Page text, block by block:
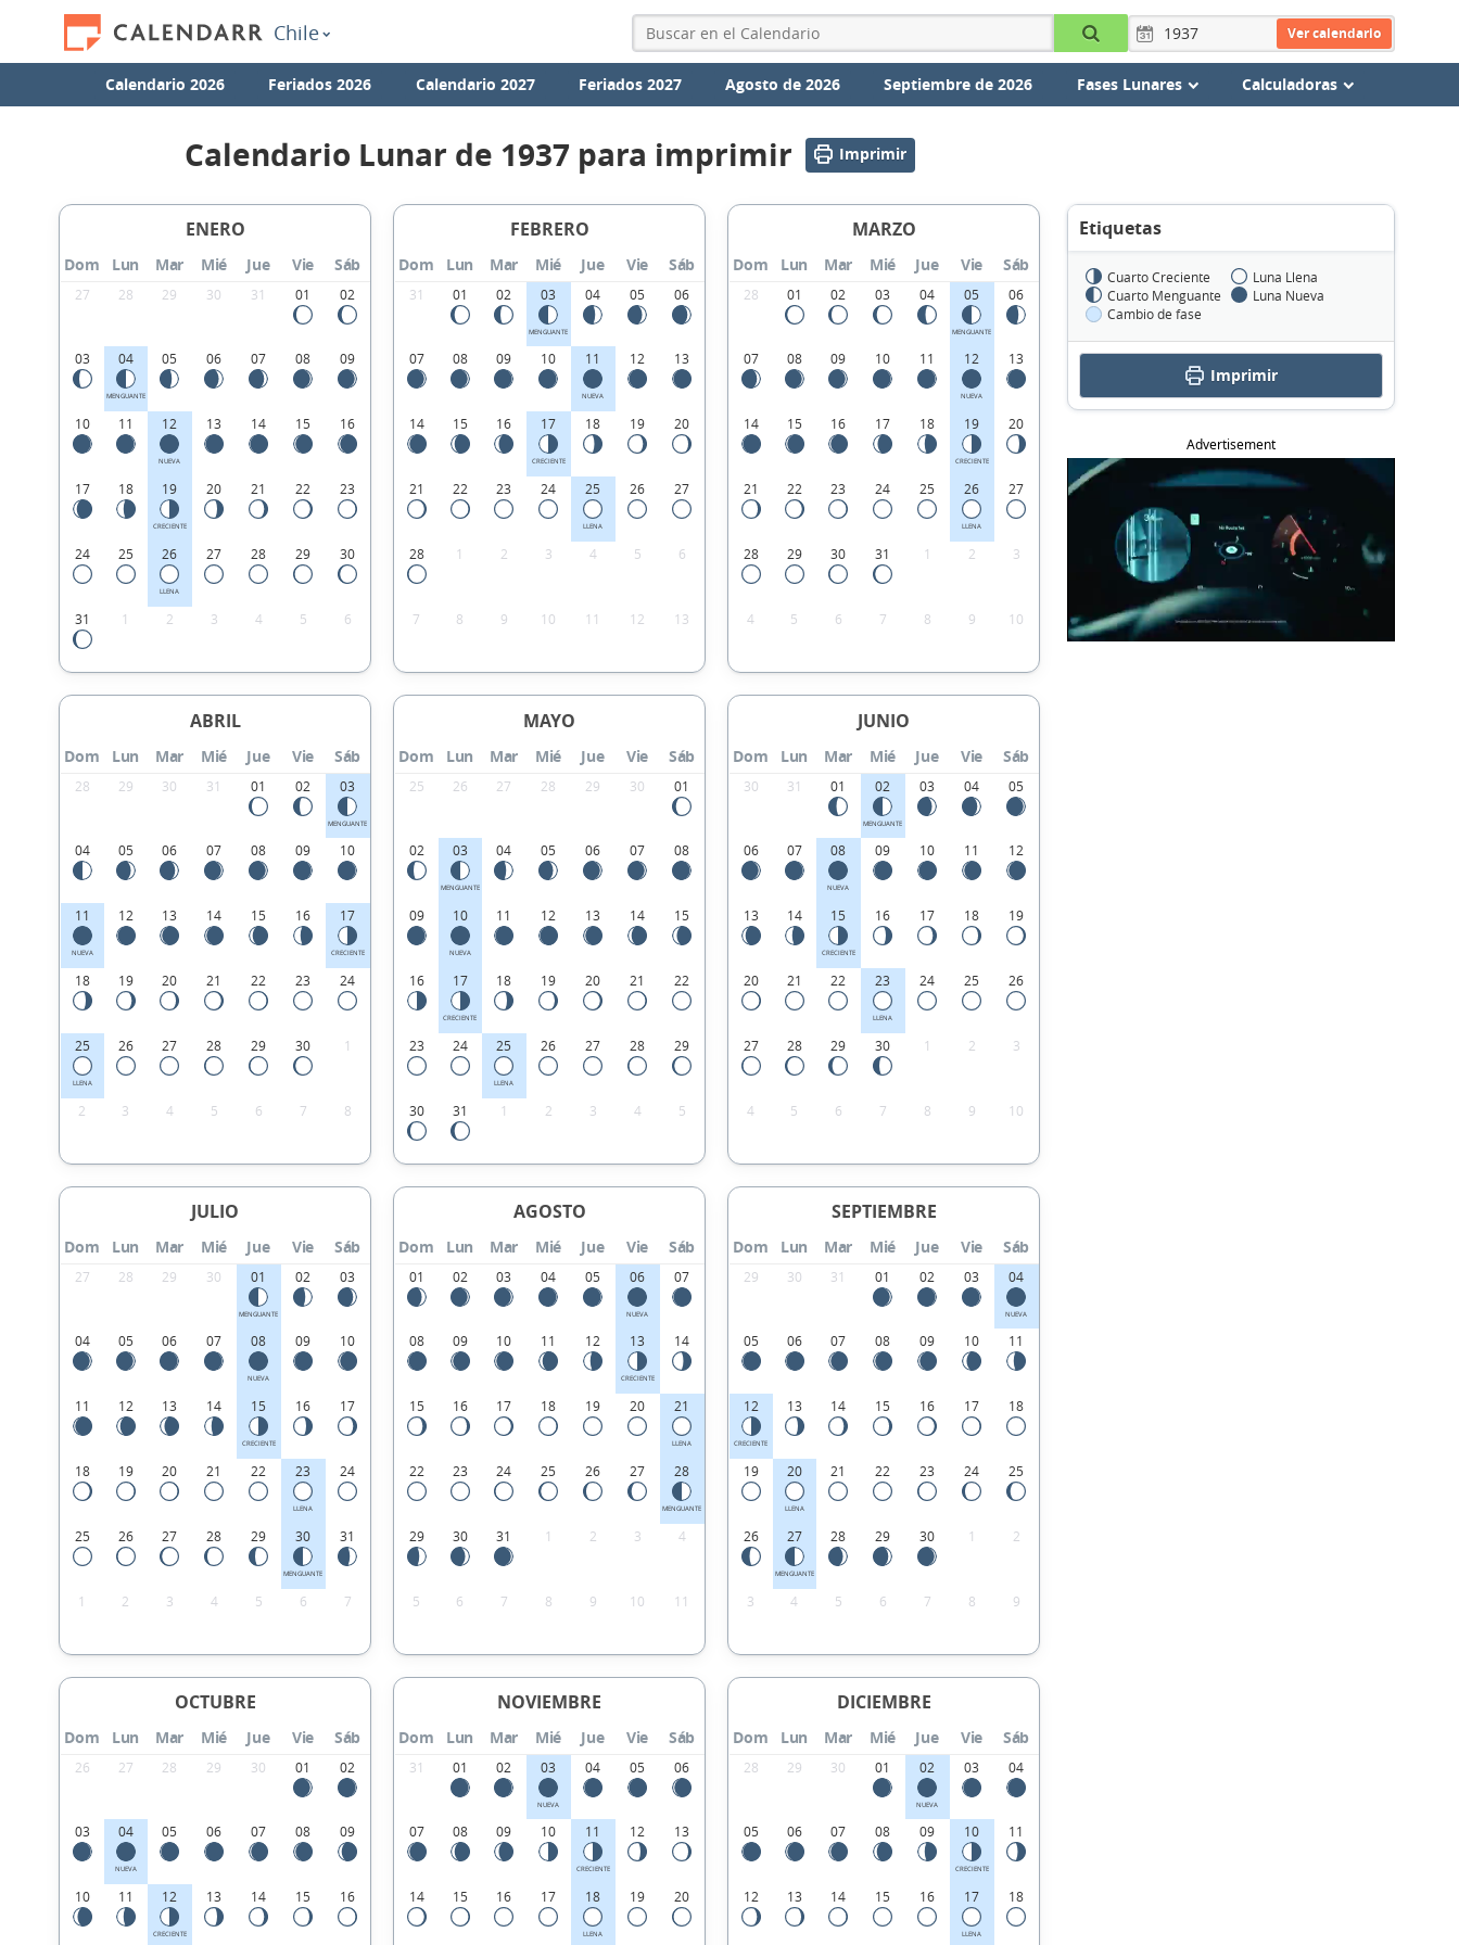
Chile Ver calendario
Calendario 2026 Feriados 2026 Calendario 2027 Feriados 2027 Agosto de 2026 Septiembre de 2026 Fases Lunares Calculadoras
Calendario Lunar de 1937 para imprimir Imprimir
ENERO
Dom Lun Mar Mié Jue Vie Sáb
27 28 29 30 31 01 02
03 04
MENGUANTE
05 06 07 08 09
10 11 12
NUEVA
13 14 15 16
17 18 19
CRECIENTE
20 21 22 23
24 25 26
LLENA
27 28 29 30
31 1 2 3 4 5 6
FEBRERO
Dom Lun Mar Mié Jue Vie Sáb
31 01 02 03
MENGUANTE
04 05 06
07 08 09 10 11
NUEVA
12 13
14 15 16 17
CRECIENTE
18 19 20
21 22 23 24 25
LLENA
26 27
28 1 2 3 4 5 6
7 8 9 10 11 12 13
MARZO
Dom Lun Mar Mié Jue Vie Sáb
28 01 02 03 04 05
MENGUANTE
06
07 08 09 10 11 12
NUEVA
13
14 15 16 17 18 19
CRECIENTE
20
21 22 23 24 25 26
LLENA
27
28 29 30 31 1 2 3
4 5 6 7 8 9 10
ABRIL
Dom Lun Mar Mié Jue Vie Sáb
28 29 30 31 01 02 03
MENGUANTE
04 05 06 07 08 09 10
11
NUEVA
12 13 14 15 16 17
CRECIENTE
18 19 20 21 22 23 24
25
LLENA
26 27 28 29 30 1
2 3 4 5 6 7 8
MAYO
Dom Lun Mar Mié Jue Vie Sáb
25 26 27 28 29 30 01
02 03
MENGUANTE
04 05 06 07 08
09 10
NUEVA
11 12 13 14 15
16 17
CRECIENTE
18 19 20 21 22
23 24 25
LLENA
26 27 28 29
30 31 1 2 3 4 5
JUNIO
Dom Lun Mar Mié Jue Vie Sáb
30 31 01 02
MENGUANTE
03 04 05
06 07 08
NUEVA
09 10 11 12
13 14 15
CRECIENTE
16 17 18 19
20 21 22 23
LLENA
24 25 26
27 28 29 30 1 2 3
4 5 6 7 8 9 10
JULIO
Dom Lun Mar Mié Jue Vie Sáb
27 28 29 30 01
MENGUANTE
02 03
04 05 06 07 08
NUEVA
09 10
11 12 13 14 15
CRECIENTE
16 17
18 19 20 21 22 23
LLENA
24
25 26 27 28 29 30
MENGUANTE
31
1 2 3 4 5 6 7
AGOSTO
Dom Lun Mar Mié Jue Vie Sáb
01 02 03 04 05 06
NUEVA
07
08 09 10 11 12 13
CRECIENTE
14
15 16 17 18 19 20 21
LLENA
22 23 24 25 26 27 28
MENGUANTE
29 30 31 1 2 3 4
5 6 7 8 9 10 11
SEPTIEMBRE
Dom Lun Mar Mié Jue Vie Sáb
29 30 31 01 02 03 04
NUEVA
05 06 07 08 09 10 11
12
CRECIENTE
13 14 15 16 17 18
19 20
LLENA
21 22 23 24 25
26 27
MENGUANTE
28 29 30 1 2
3 4 5 6 7 8 9
OCTUBRE
Dom Lun Mar Mié Jue Vie Sáb
26 27 28 29 30 01 02
03 04
NUEVA
05 06 07 08 09
10 11 12
CRECIENTE
13 14 15 16
NOVIEMBRE
Dom Lun Mar Mié Jue Vie Sáb
31 01 02 03
NUEVA
04 05 06
07 08 09 10 11
CRECIENTE
12 13
14 15 16 17 18
LLENA
19 20
DICIEMBRE
Dom Lun Mar Mié Jue Vie Sáb
28 29 30 01 02
NUEVA
03 04
05 06 07 08 09 10
CRECIENTE
11
12 13 14 15 16 17
LLENA
18
Etiquetas
Cuarto Creciente
Luna Llena
Cuarto Menguante
Luna Nueva
Cambio de fase
Imprimir
Advertisement